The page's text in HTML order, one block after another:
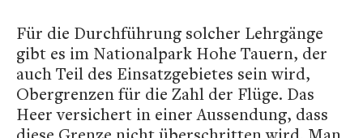
Für die Durchführung solcher Lehrgänge
gibt es im Nationalpark Hohe Tauern, der
auch Teil des Einsatzgebietes sein wird,
Obergrenzen für die Zahl der Flüge. Das
Heer versichert in einer Aussendung, dass